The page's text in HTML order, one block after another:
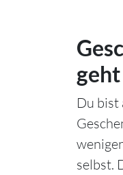
Du bist
selbst.